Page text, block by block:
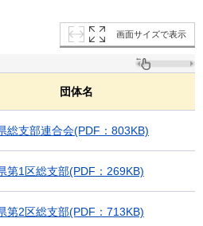
画面サイズで表示
団体名
総支部連合会(PDF：803KB)
第1区総支部(PDF：269KB)
第2区総支部(PDF：713KB)